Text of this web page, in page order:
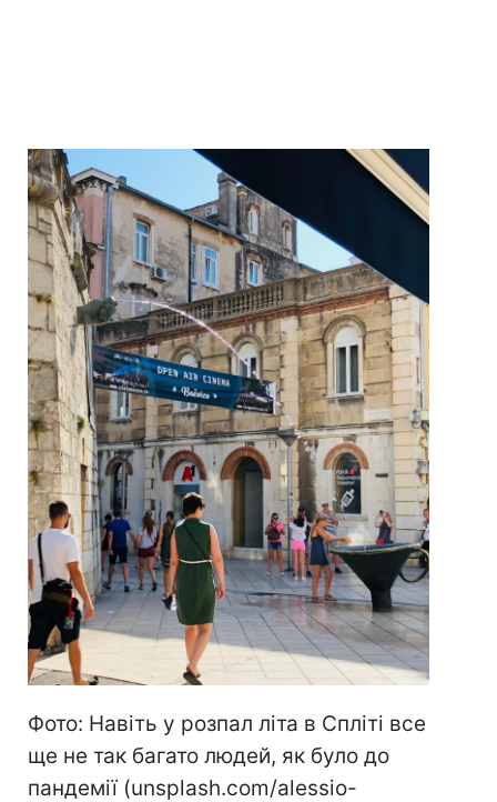
Фото: Навіть у розпал літа в Спліті все
ще не так багато людей, як було до
пандемії (unsplash.com/alessio-